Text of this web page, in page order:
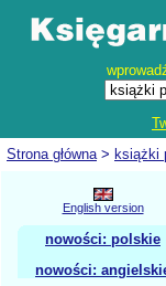
Strona główna> książki
English version
nowości: polskie
nowości: